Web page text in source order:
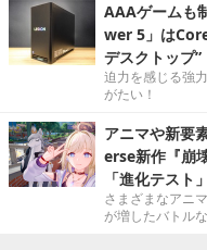
AAAゲームも
wer 5」は
デスクトップ”
迫力を感じる強
がたい！
アニマや新要
erse新作『崩
「進化テスト
さまざまなアニ
が増したバトル